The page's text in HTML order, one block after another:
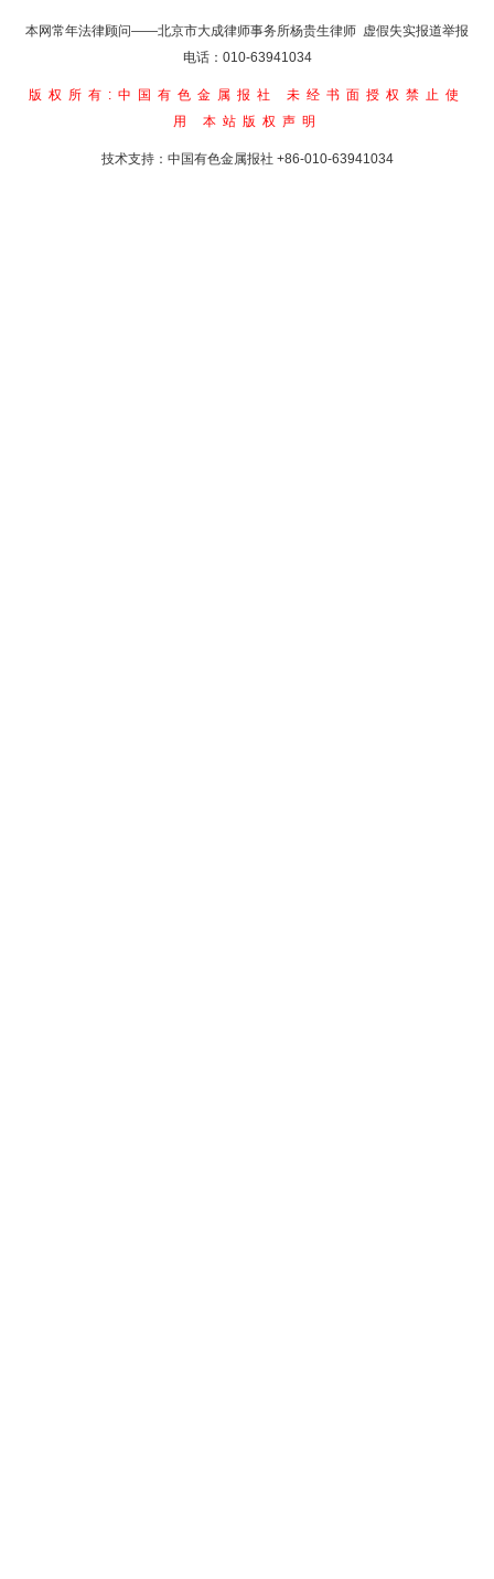
本网常年法律顾问——北京市大成律师事务所杨贵生律师 虚假失实报道举报
电话：010-63941034
版权所有:中国有色金属报社
未经书面授权禁止使
用 本站版权声明
技术支持：中国有色金属报社 +86-010-63941034